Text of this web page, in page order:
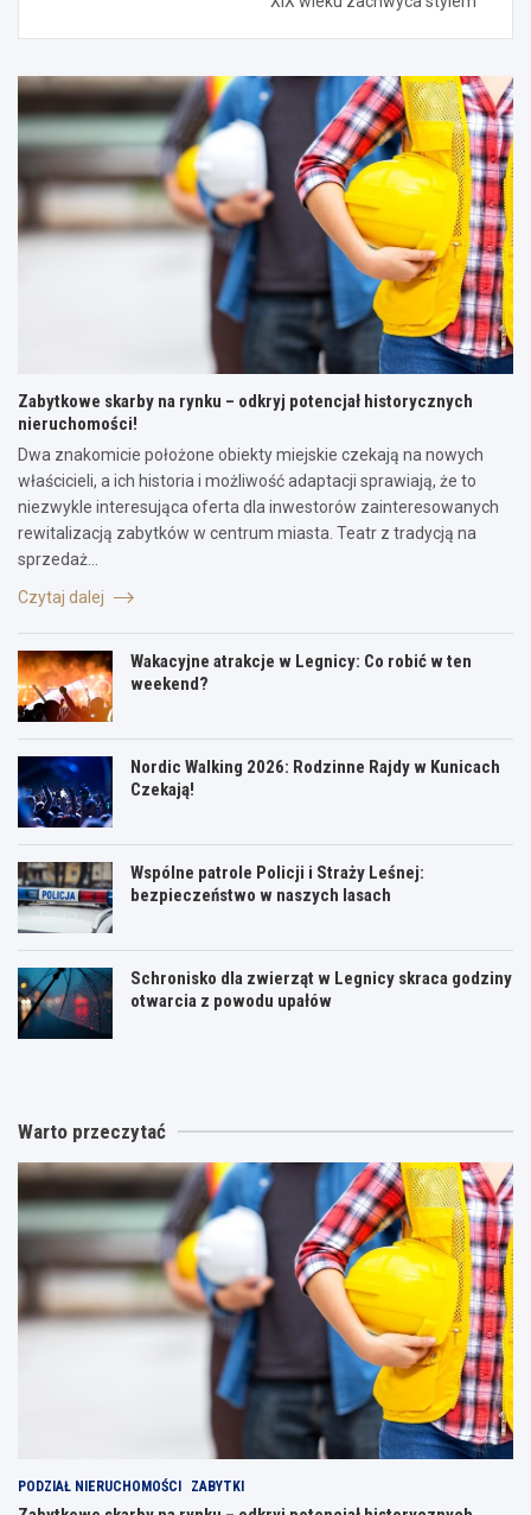
Zabytkowe skarby na rynku – odkryj potencjał historycznych
nieruchomości!
Dwa znakomicie położone obiekty miejskie czekają na nowych
właścicieli, a ich historia i możliwość adaptacji sprawiają, że to
niezwykle interesująca oferta dla inwestorów zainteresowanych
rewitalizacją zabytków w centrum miasta. Teatr z tradycją na
sprzedaż…
Czytaj dalej
Wakacyjne atrakcje w Legnicy: Co robić w ten
weekend?
Nordic Walking 2026: Rodzinne Rajdy w Kunicach
Czekają!
Wspólne patrole Policji i Straży Leśnej:
bezpieczeństwo w naszych lasach
Schronisko dla zwierząt w Legnicy skraca godziny
otwarcia z powodu upałów
Warto przeczytać
PODZIAŁ NIERUCHOMOŚCI ZABYTKI